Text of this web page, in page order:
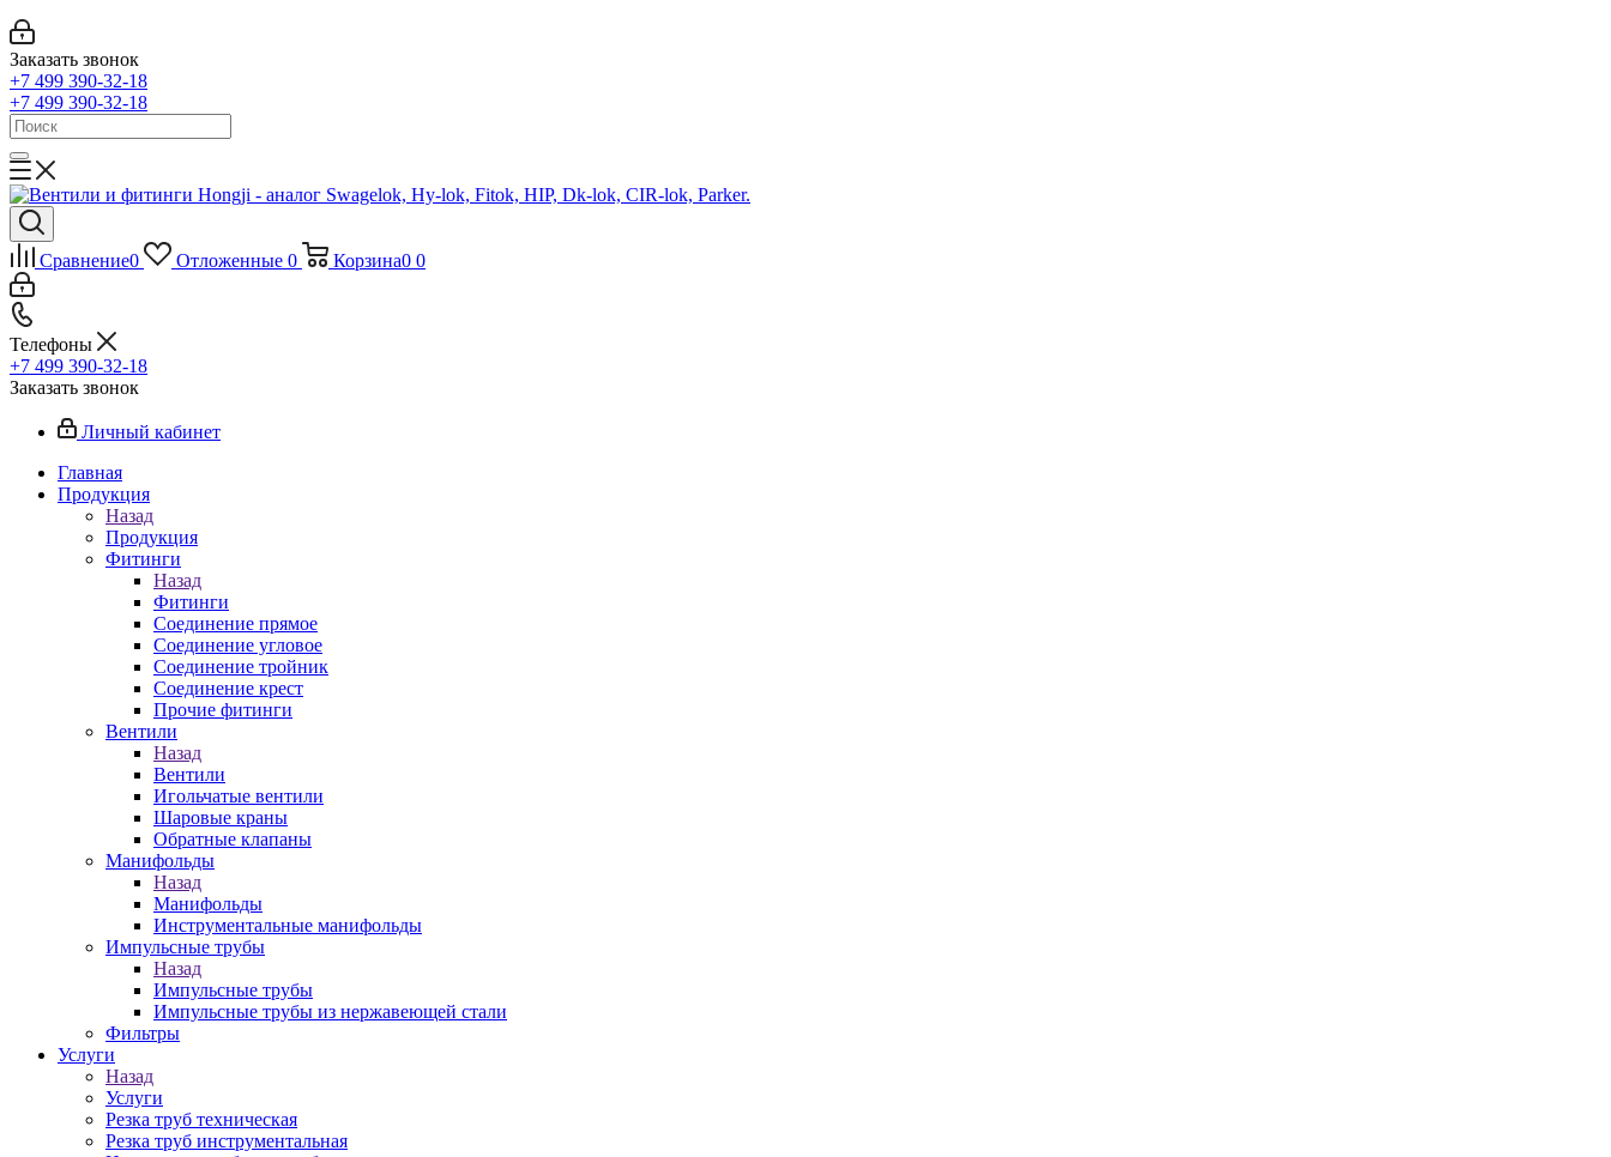
Заказать звонок
+7 499 390-32-18
+7 499 390-32-18
Сравнение0 Отложенные 0 Корзина0 0
Телефоны
+7 499 390-32-18
Заказать звонок
Личный кабинет
Главная
Продукция
Назад
Продукция
Фитинги
Назад
Фитинги
Соединение прямое
Соединение угловое
Соединение тройник
Соединение крест
Прочие фитинги
Вентили
Назад
Вентили
Игольчатые вентили
Шаровые краны
Обратные клапаны
Манифольды
Назад
Манифольды
Инструментальные манифольды
Импульсные трубы
Назад
Импульсные трубы
Импульсные трубы из нержавеющей стали
Фильтры
Услуги
Назад
Услуги
Резка труб техническая
Резка труб инструментальная